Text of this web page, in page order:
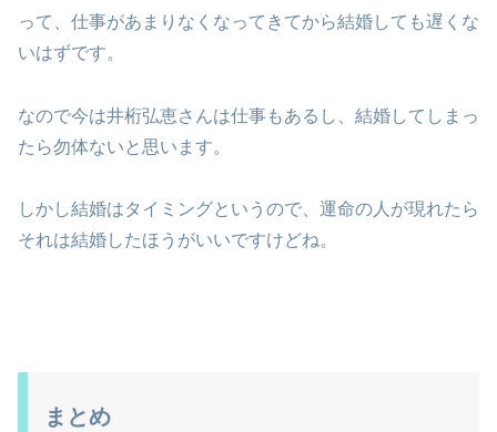
って、仕事があまりなくなってきてから結婚しても遅くな
いはずです。
なので今は井桁弘恵さんは仕事もあるし、結婚してしまっ
たら勿体ないと思います。
しかし結婚はタイミングというので、運命の人が現れたら
それは結婚したほうがいいですけどね。
まとめ